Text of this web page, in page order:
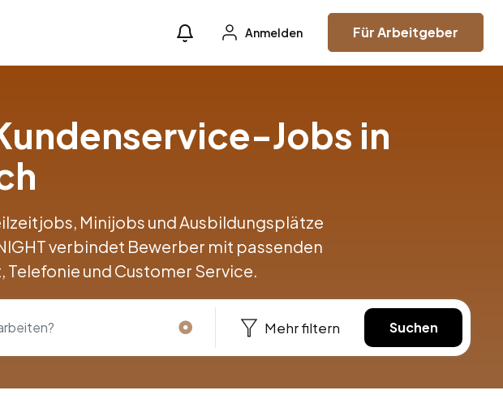
Anmelden Für Arbeitgeber
Jobs in
Minijobs und Ausbildungsplätze
verbindet Bewerber mit passenden
und Customer Service.
Mehr filtern Suchen